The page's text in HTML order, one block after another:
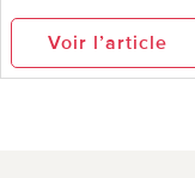
Voir l’article